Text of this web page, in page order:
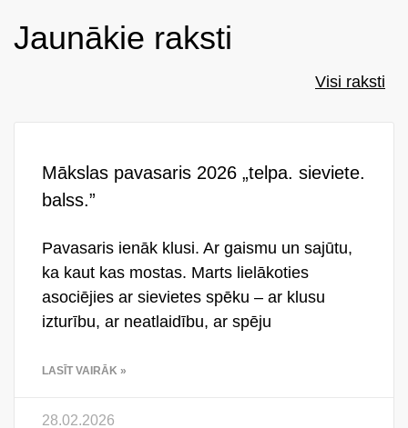
Jaunākie raksti
Visi raksti
Mākslas pavasaris 2026 „telpa. sieviete.
balss.”
Pavasaris ienāk klusi. Ar gaismu un sajūtu,
ka kaut kas mostas. Marts lielākoties
asociējies ar sievietes spēku – ar klusu
izturību, ar neatlaidību, ar spēju
LASĪT VAIRĀK »
28.02.2026